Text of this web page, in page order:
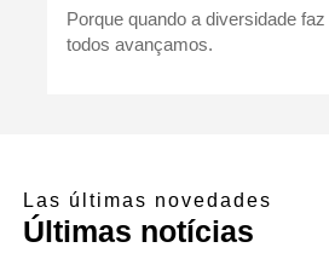
Porque quando a diversidade
todos avançamos.
Las últimas novedades
Últimas notícias